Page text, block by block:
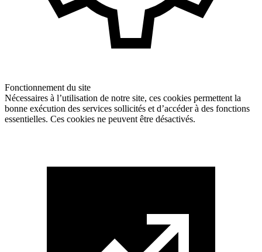
Fonctionnement du site
Nécessaires à l’utilisation de notre site, ces cookies permettent la
bonne exécution des services sollicités et d’accéder à des fonctions
essentielles. Ces cookies ne peuvent être désactivés.